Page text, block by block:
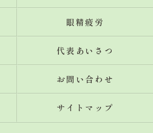
眼精疲労
代表あいさつ
お問い合わせ
サイトマップ